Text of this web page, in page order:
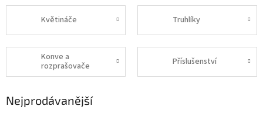
Květináče Truhlíky
Konve a
rozprašovače
Příslušenství
Nejprodávanější